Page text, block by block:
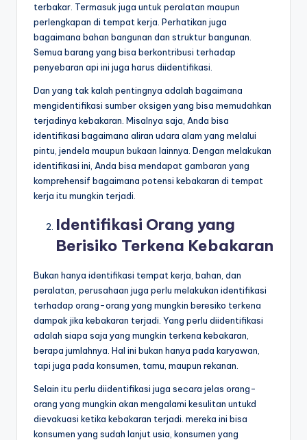
terbakar. Termasuk juga untuk peralatan maupun
perlengkapan di tempat kerja. Perhatikan juga
bagaimana bahan bangunan dan struktur bangunan.
Semua barang yang bisa berkontribusi terhadap
penyebaran api ini juga harus diidentifikasi.
Dan yang tak kalah pentingnya adalah bagaimana
mengidentifikasi sumber oksigen yang bisa memudahkan
terjadinya kebakaran. Misalnya saja, Anda bisa
identifikasi bagaimana aliran udara alam yang melalui
pintu, jendela maupun bukaan lainnya. Dengan melakukan
identifikasi ini, Anda bisa mendapat gambaran yang
komprehensif bagaimana potensi kebakaran di tempat
kerja itu mungkin terjadi.
Identifikasi Orang yang
Berisiko Terkena Kebakaran
Bukan hanya identifikasi tempat kerja, bahan, dan
peralatan, perusahaan juga perlu melakukan identifikasi
terhadap orang-orang yang mungkin beresiko terkena
dampak jika kebakaran terjadi. Yang perlu diidentifikasi
adalah siapa saja yang mungkin terkena kebakaran,
berapa jumlahnya. Hal ini bukan hanya pada karyawan,
tapi juga pada konsumen, tamu, maupun rekanan.
Selain itu perlu diidentifikasi juga secara jelas orang-
orang yang mungkin akan mengalami kesulitan untukd
dievakuasi ketika kebakaran terjadi. mereka ini bisa
konsumen yang sudah lanjut usia, konsumen yang